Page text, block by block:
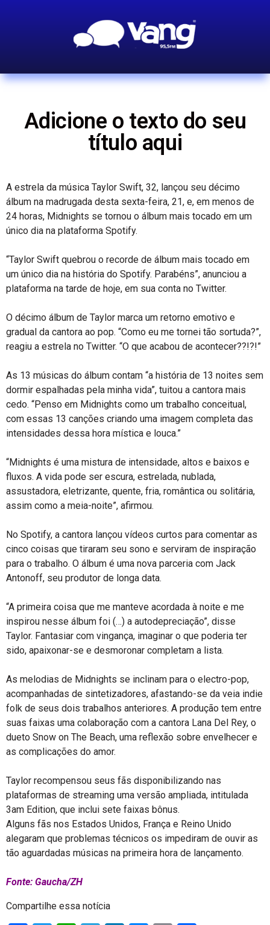
Adicione o texto do seu
título aqui
A estrela da música Taylor Swift, 32, lançou seu décimo
álbum na madrugada desta sexta-feira, 21, e, em menos de
24 horas, Midnights se tornou o álbum mais tocado em um
único dia na plataforma Spotify.
“Taylor Swift quebrou o recorde de álbum mais tocado em
um único dia na história do Spotify. Parabéns”, anunciou a
plataforma na tarde de hoje, em sua conta no Twitter.
O décimo álbum de Taylor marca um retorno emotivo e
gradual da cantora ao pop. “Como eu me tornei tão sortuda?”,
reagiu a estrela no Twitter. “O que acabou de acontecer??!?!”
As 13 músicas do álbum contam “a história de 13 noites sem
dormir espalhadas pela minha vida”, tuitou a cantora mais
cedo. “Penso em Midnights como um trabalho conceitual,
com essas 13 canções criando uma imagem completa das
intensidades dessa hora mística e louca.”
“Midnights é uma mistura de intensidade, altos e baixos e
fluxos. A vida pode ser escura, estrelada, nublada,
assustadora, eletrizante, quente, fria, romântica ou solitária,
assim como a meia-noite”, afirmou.
No Spotify, a cantora lançou vídeos curtos para comentar as
cinco coisas que tiraram seu sono e serviram de inspiração
para o trabalho. O álbum é uma nova parceria com Jack
Antonoff, seu produtor de longa data.
“A primeira coisa que me manteve acordada à noite e me
inspirou nesse álbum foi (…) a autodepreciação”, disse
Taylor. Fantasiar com vingança, imaginar o que poderia ter
sido, apaixonar-se e desmoronar completam a lista.
As melodias de Midnights se inclinam para o electro-pop,
acompanhadas de sintetizadores, afastando-se da veia indie
folk de seus dois trabalhos anteriores. A produção tem entre
suas faixas uma colaboração com a cantora Lana Del Rey, o
dueto Snow on The Beach, uma reflexão sobre envelhecer e
as complicações do amor.
Taylor recompensou seus fãs disponibilizando nas
plataformas de streaming uma versão ampliada, intitulada
3am Edition, que inclui sete faixas bônus.
Alguns fãs nos Estados Unidos, França e Reino Unido
alegaram que problemas técnicos os impediram de ouvir as
tão aguardadas músicas na primeira hora de lançamento.
Fonte: Gaucha/ZH
Compartilhe essa notícia